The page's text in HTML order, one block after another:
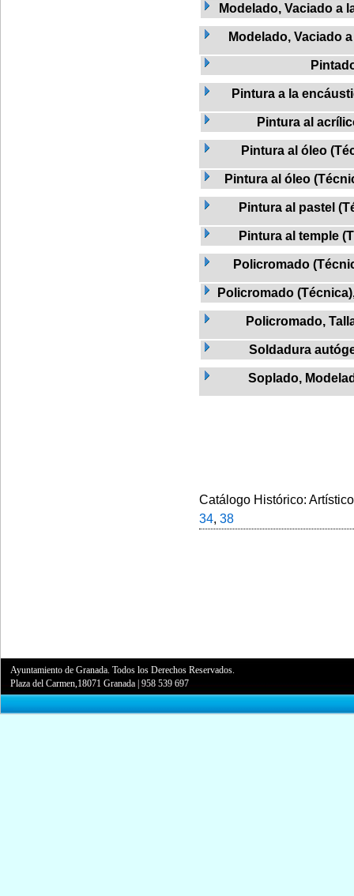
Modelado, Vaciado a
Modelado, Vaciado
Pintura a la
Pintura al
Pintura al óleo
Pintura al óleo
Pintura al pastel
Pintura al temple
Policromado
Policromado
Policromado,
Soldadura
Soplado,
Catálogo Histórico:
34, 38
Ayuntamiento de Granada. Todos los Derechos Reservados.
Plaza del Carmen,18071 Granada |958 539 697